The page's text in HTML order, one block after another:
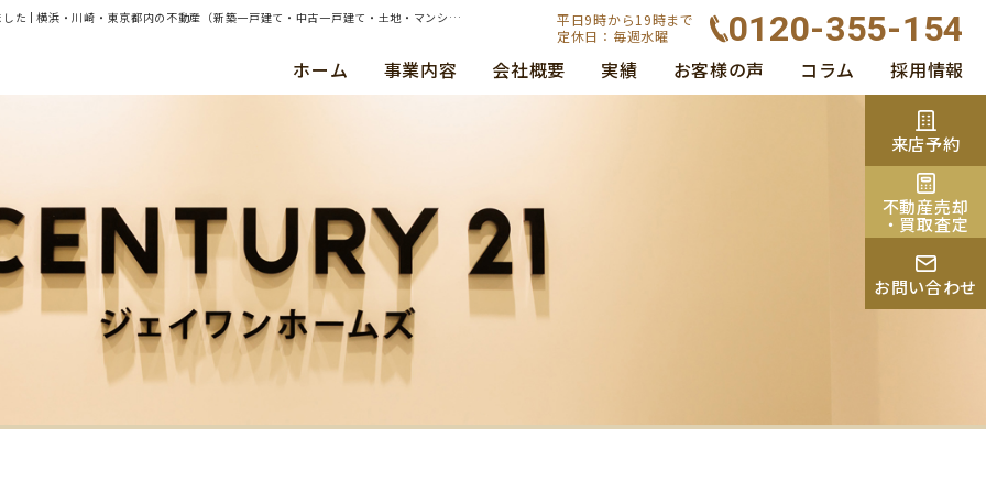
| 横浜市青葉区市ヶ尾町目 約220㎡土地（建物あり）の売却（買取）査定のご依頼を承りました | 横浜・川崎・東京都内の不動産（新築一戸建て・中古一戸建て・土地・マンション）ならセンチュリー21ジェイワンホームズ
平日9時から19時まで
定休日：毎週水曜
0120-355-154
ホーム 事業内容 会社概要 実績 お客様の声 コラム 採用情報
来店予約
不動産売却
・買取査定
お問い合わせ